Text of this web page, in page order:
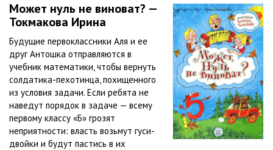
Может нуль не виноват? —
Токмакова Ирина
Будущие первоклассники Аля и ее
друг Антошка отправляются в
учебник математики, чтобы вернуть
солдатика-пехотинца, похищенного
из условия задачи. Если ребята не
наведут порядок в задаче — всему
первому классу «Б» грозят
неприятности: власть возьмут гуси-
двойки и будут пастись в их